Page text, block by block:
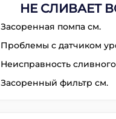
НЕ СЛИВАЕТ
Засоренная помпа см.
Проблемы с датчиком
Неисправность
Засоренный фильтр см.